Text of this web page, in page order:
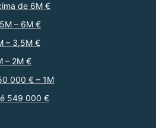
de 6M €
– 6M €
– 3,5M €
– 2M €
000 € – 1M
549 000 €